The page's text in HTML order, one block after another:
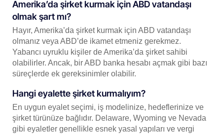
Amerika’da şirket kurmak için ABD vatandaşı
olmak şart mı?
Hayır, Amerika’da şirket kurmak için ABD vatandaşı
olmanız veya ABD’de ikamet etmeniz gerekmez.
Yabancı uyruklu kişiler de Amerika’da şirket sahibi
olabilirler. Ancak, bir ABD banka hesabı açmak gibi bazı
süreçlerde ek gereksinimler olabilir.
Hangi eyalette şirket kurmalıyım?
En uygun eyalet seçimi, iş modelinize, hedeflerinize ve
şirket türünüze bağlıdır. Delaware, Wyoming ve Nevada
gibi eyaletler genellikle esnek yasal yapıları ve vergi